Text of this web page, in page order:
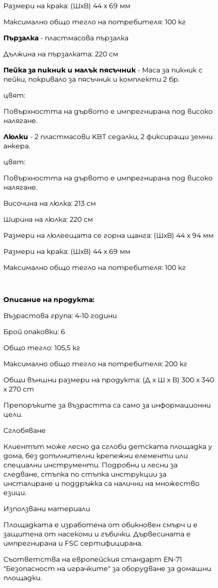
Размери на крака: (ШxВ) 44 x 69 мм
Максимално общо тегло на потребителя: 100 кг
Пързалка - пластмасова пързалка
Дължина на пързалката: 220 см
Пейка за пикник и малък пясъчник - Маса за пикник с
пейки, покривало за пясъчник и комплекти 2 бр.
цвят:
Повърхността на дървото е импрегнирана под високо
налягане.
Люлки - 2 пластмасови KBT седалки, 2 фиксиращи земни
анкера.
цвят:
Повърхността на дървото е импрегнирана под високо
налягане.
Височина на люлка: 213 см
Ширина на люлка: 220 см
Размери на люлеещата се горна щанга: (ШxВ) 44 x 94 мм
Размери на крака: (ШxВ) 44 x 69 мм
Максимално общо тегло на потребителя: 100 кг
Описание на продукта:
Възрастова група: 4-10 години
Брой опаковки: 6
Общо тегло: 105,5 кг
Максимално общо тегло на потребителя: 200 кг
Общи външни размери на продукта: (Д x Ш x В) 300 x 340
x 270 cm
Препоръките за възрастта са само за информационни
цели.
Сглобяване
Клиентът може лесно да сглоби детската площадка у
дома, без допълнителни крепежни елементи или
специални инструменти. Подробни и лесни за
следване, стъпка по стъпка инструкции за
инсталиране и поддръжка са налични на множество
езици.
Използвани материали
Площадката е изработена от обикновен смърч и е
защитена от насекоми и гъбички. Дървесината е
импрегнирана и FSC сертифицирана.
Съответства на европейския стандарт EN-71
"Безопасност на играчките" за оборудване за домашни
площадки.